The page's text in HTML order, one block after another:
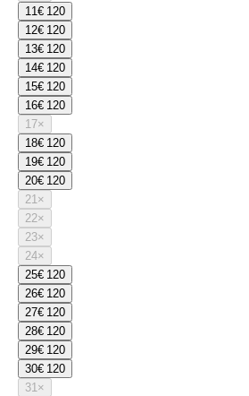
11€ 120
12€ 120
13€ 120
14€ 120
15€ 120
16€ 120
17×
18€ 120
19€ 120
20€ 120
21×
22×
23×
24×
25€ 120
26€ 120
27€ 120
28€ 120
29€ 120
30€ 120
31×